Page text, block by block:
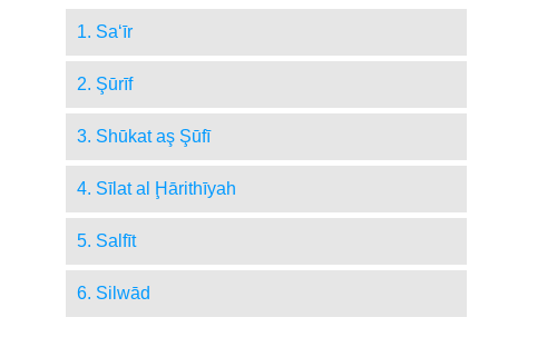
1. Sa‘īr
2. Şūrīf
3. Shūkat aş Şūfī
4. Sīlat al Ḩārithīyah
5. Salfīt
6. Silwād